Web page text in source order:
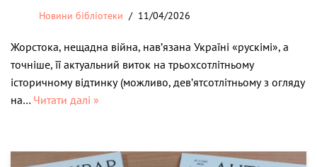
Новини бібліотеки 11/04/2026
Жорстока, нещадна війна, нав’язана Україні «рускімі», а
точніше, її актуальний виток на трьохсотлітньому
історичному відтинку (можливо, дев’ятсотлітньому з огляду
на… Читати далі »